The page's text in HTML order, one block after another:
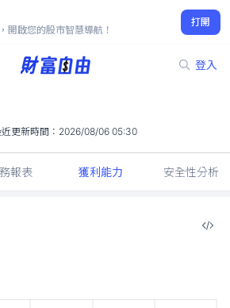
開啟您的股市智慧導航！
打開
登入
68.80
-1.59%
更新時間： 2026/08/06 05:30
報表 獲利能力 安全性分析